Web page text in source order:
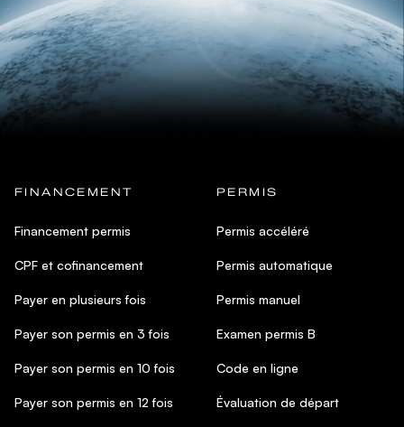
FINANCEMENT
Financement permis
CPF et cofinancement
Payer en plusieurs fois
Payer son permis en 3 fois
Payer son permis en 10 fois
Payer son permis en 12 fois
PERMIS
Permis accéléré
Permis automatique
Permis manuel
Examen permis B
Code en ligne
Évaluation de départ